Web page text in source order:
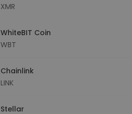
XMR
WhiteBIT Coin
WBT
Chainlink
LINK
Stellar